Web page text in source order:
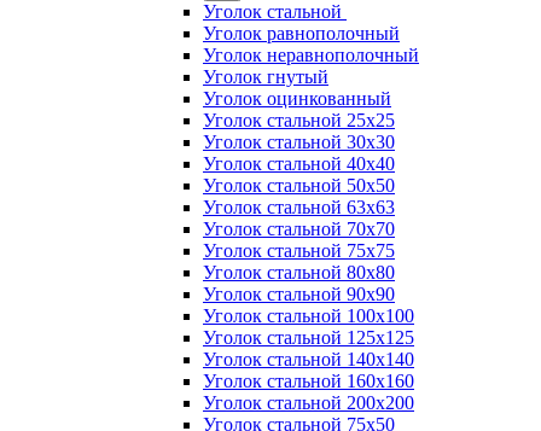
Уголок стальной
Уголок равнополочный
Уголок неравнополочный
Уголок гнутый
Уголок оцинкованный
Уголок стальной 25х25
Уголок стальной 30х30
Уголок стальной 40х40
Уголок стальной 50х50
Уголок стальной 63х63
Уголок стальной 70х70
Уголок стальной 75х75
Уголок стальной 80х80
Уголок стальной 90х90
Уголок стальной 100х100
Уголок стальной 125х125
Уголок стальной 140х140
Уголок стальной 160х160
Уголок стальной 200х200
Уголок стальной 75х50